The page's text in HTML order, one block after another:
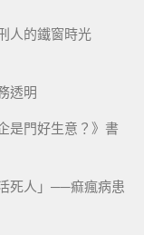
人的鐵窗時光
透明
是門好生意？》書
死人」──痲瘋病患